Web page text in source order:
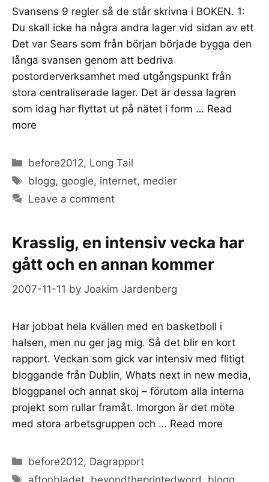
Svansens 9 regler så de står skrivna i BOKEN. 1:
Du skall icke ha några andra lager vid sidan av ett
Det var Sears som från början började bygga den
långa svansen genom att bedriva
postorderverksamhet med utgångspunkt från
stora centraliserade lager. Det är dessa lagren
som idag har flyttat ut på nätet i form … Read
more
Categories
before2012, Long Tail
Tags
blogg, google, internet, medier
Leave a comment
Krasslig, en intensiv vecka har
gått och en annan kommer
2007-11-11 by Joakim Jardenberg
Har jobbat hela kvällen med en basketboll i
halsen, men nu ger jag mig. Så det blir en kort
rapport. Veckan som gick var intensiv med flitigt
bloggande från Dublin, Whats next in new media,
bloggpanel och annat skoj – förutom alla interna
projekt som rullar framåt. Imorgon är det möte
med stora arbetsgruppen och … Read more
Categories
before2012, Dagrapport
Tags
aftonbladet beyondtheprintedword blogg